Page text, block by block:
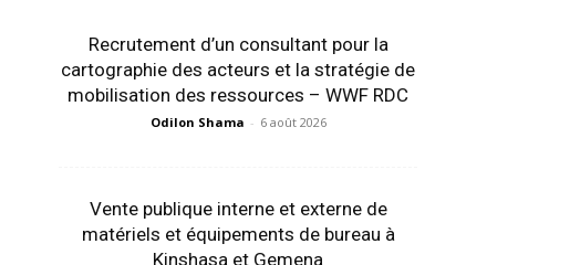
Recrutement d’un consultant pour la
cartographie des acteurs et la stratégie de
mobilisation des ressources – WWF RDC
Odilon Shama - 6 août 2026
Vente publique interne et externe de
matériels et équipements de bureau à
Kinshasa et Gemena